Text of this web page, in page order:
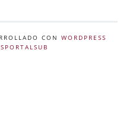
CON WORDPRESS